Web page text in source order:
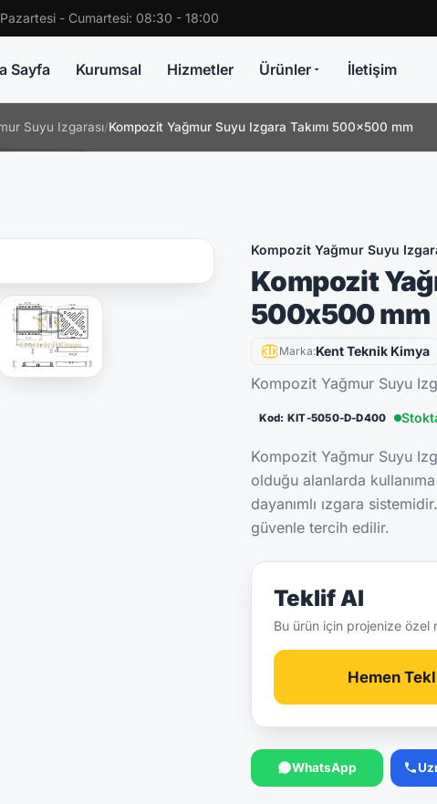
Pazartesi - Cumartesi: 08:30 - 18:00
Sayfa Kurumsal Hizmetler Ürünler İletişim
Suyu Izgarası/Kompozit Yağmur Suyu Izgara Takımı 500x500 mm
Kompozit Yağmur Suyu
Kompozit
500x500 mm
Marka:Kent Teknik Kimya
Kompozit Yağmur Suyu
Kod: KIT-5050-D-D400
Kompozit Yağmur Suyu
olduğu alanlarda
dayanımlı ızgara
güvenle tercih edilir.
Teklif Al
Bu ürün için projenize
Hemen
WhatsApp